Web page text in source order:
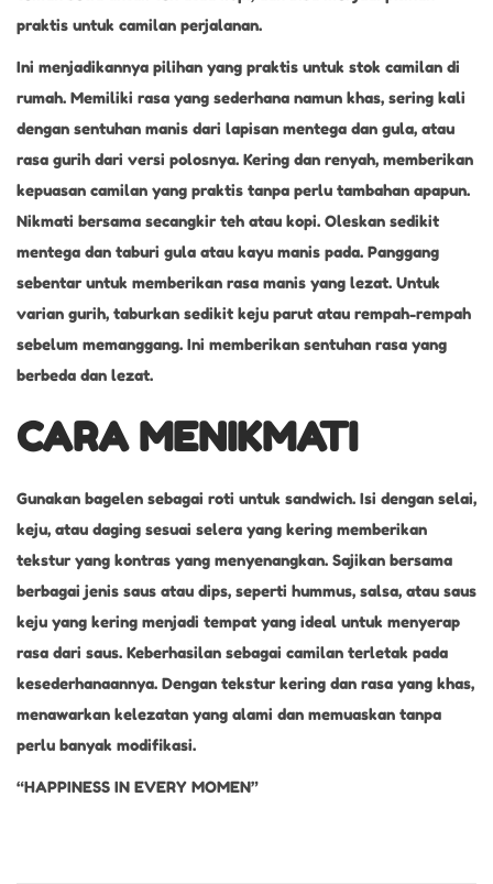
praktis untuk camilan perjalanan.
Ini menjadikannya pilihan yang praktis untuk stok camilan di
rumah. Memiliki rasa yang sederhana namun khas, sering kali
dengan sentuhan manis dari lapisan mentega dan gula, atau
rasa gurih dari versi polosnya. Kering dan renyah, memberikan
kepuasan camilan yang praktis tanpa perlu tambahan apapun.
Nikmati bersama secangkir teh atau kopi. Oleskan sedikit
mentega dan taburi gula atau kayu manis pada. Panggang
sebentar untuk memberikan rasa manis yang lezat. Untuk
varian gurih, taburkan sedikit keju parut atau rempah-rempah
sebelum memanggang. Ini memberikan sentuhan rasa yang
berbeda dan lezat.
CARA MENIKMATI
Gunakan bagelen sebagai roti untuk sandwich. Isi dengan selai,
keju, atau daging sesuai selera yang kering memberikan
tekstur yang kontras yang menyenangkan. Sajikan bersama
berbagai jenis saus atau dips, seperti hummus, salsa, atau saus
keju yang kering menjadi tempat yang ideal untuk menyerap
rasa dari saus. Keberhasilan sebagai camilan terletak pada
kesederhanaannya. Dengan tekstur kering dan rasa yang khas,
menawarkan kelezatan yang alami dan memuaskan tanpa
perlu banyak modifikasi.
“HAPPINESS IN EVERY MOMEN”